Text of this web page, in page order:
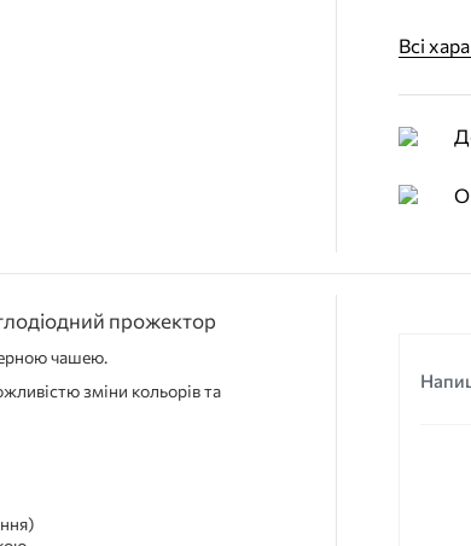
Всі
прожектор
чашею.
зміни кольорів та